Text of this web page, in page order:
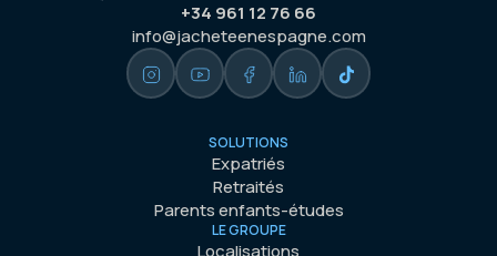
+34 961 12 76 66
info@jacheteenespagne.com
SOLUTIONS
Expatriés
Retraités
Parents enfants-études
LE GROUPE